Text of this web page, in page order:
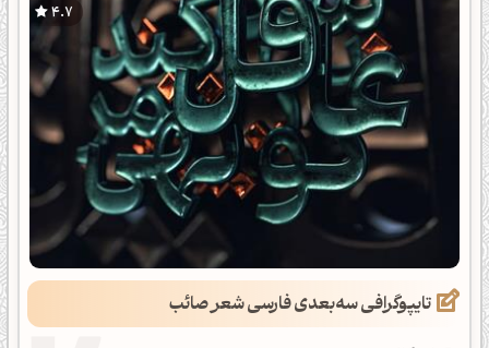
4.7
تایپوگرافی سه‌بعدی فارسی شعر صائب